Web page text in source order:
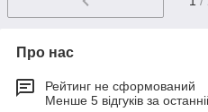
Про нас
Рейтинг не сформований
Менше 5 відгуків за